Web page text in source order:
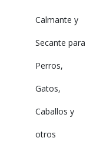
Calmante y
Secante para
Perros,
Gatos,
Caballos y
otros